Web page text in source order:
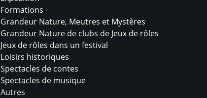
Formations
Grandeur Nature, Meutres et Mystères
Grandeur Nature de clubs de Jeux de rôles
Jeux de rôles dans un festival
Loisirs historiques
Spectacles de contes
Spectacles de musique
Autres